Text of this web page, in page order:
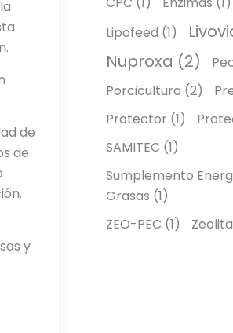
de
de
y
Lipofeed (1)
Nuproxa (2)
Porcicultura (2)
Protector (1)
SAMITEC (1)
Sumplemento
Grasas (1)
ZEO-PEC (1)